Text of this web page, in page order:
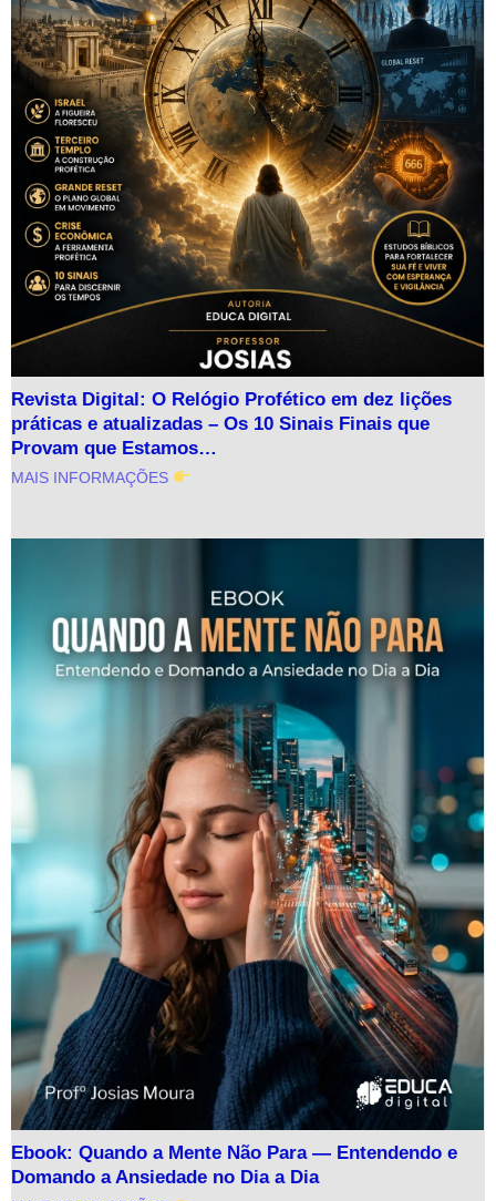
Revista Digital: O Relógio Profético em dez lições
práticas e atualizadas – Os 10 Sinais Finais que
Provam que Estamos…
MAIS INFORMAÇÕES
Ebook: Quando a Mente Não Para — Entendendo e
Domando a Ansiedade no Dia a Dia